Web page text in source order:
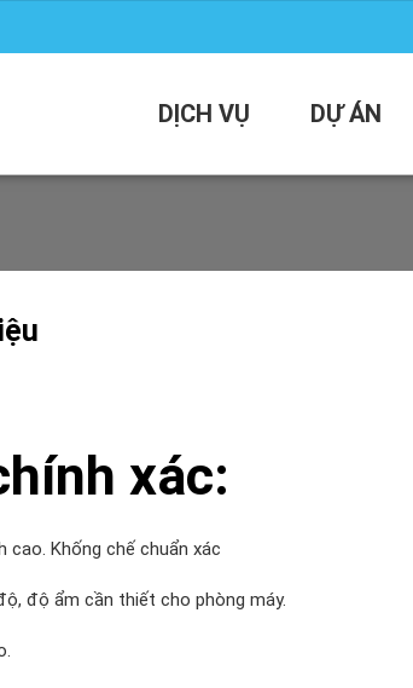
DỊCH VỤ DỰ ÁN
xác:
Khống chế chuẩn xác
độ ẩm cần thiết cho phòng máy.